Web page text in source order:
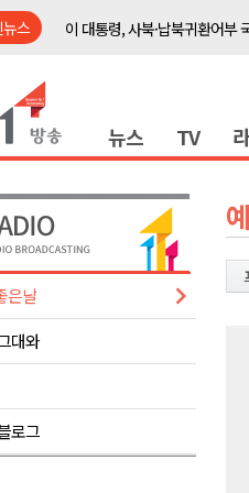
스
이 대통령, 사북·납북귀환어부
이광재 국회 예결위원장, 강릉
육동한 시장, 국제스케이트장
영월군, 국·도비 확보 보고회 개
삼척 공공산후조리원 이전 시급
강원자치도교육청 교감급 이상
도-시군 첫 간담회..우상호 "하
이 대통령, 사북·납북귀환어부
여름축제 더위와 전쟁..물놀이
강원도, 최휘영 문체부장관과 정
뉴스 TV
은날
대와
로그